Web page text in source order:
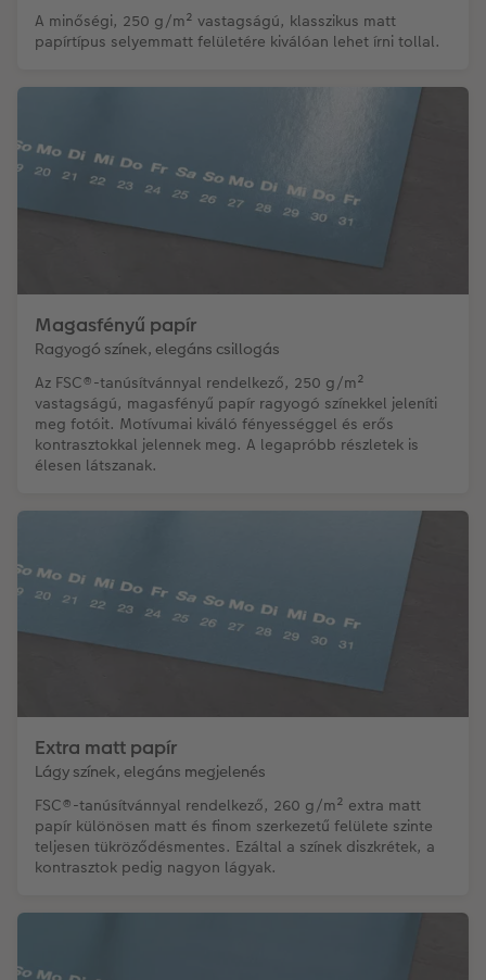
A minőségi, 250 g/m² vastagságú, klasszikus matt
papírtípus selyemmatt felületére kiválóan lehet írni tollal.
Magasfényű papír
Ragyogó színek, elegáns csillogás
Az FSC®-tanúsítvánnyal rendelkező, 250 g/m²
vastagságú, magasfényű papír ragyogó színekkel jeleníti
meg fotóit. Motívumai kiváló fényességgel és erős
kontrasztokkal jelennek meg. A legapróbb részletek is
élesen látszanak.
Extra matt papír
Lágy színek, elegáns megjelenés
FSC®-tanúsítvánnyal rendelkező, 260 g/m² extra matt
papír különösen matt és finom szerkezetű felülete szinte
teljesen tükröződésmentes. Ezáltal a színek diszkrétek, a
kontrasztok pedig nagyon lágyak.